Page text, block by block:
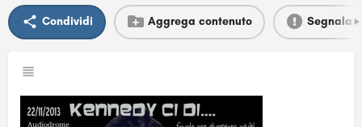
Condividi Aggrega contenuto Segnala